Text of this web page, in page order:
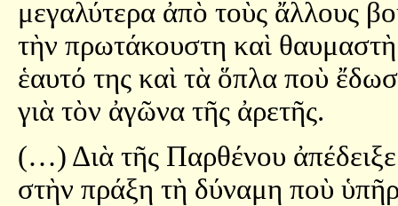
μεγαλύτερα ἀπὸ τοὺς ἄλλους
τὴν πρωτάκουστη καὶ
ἑαυτό της καὶ τὰ ὅπλα ποὺ
γιὰ τὸν ἀγῶνα τῆς ἀρετῆς.
(…) Διὰ τῆς Παρθένου
στὴν πράξη τὴ δύναμη ποὺ